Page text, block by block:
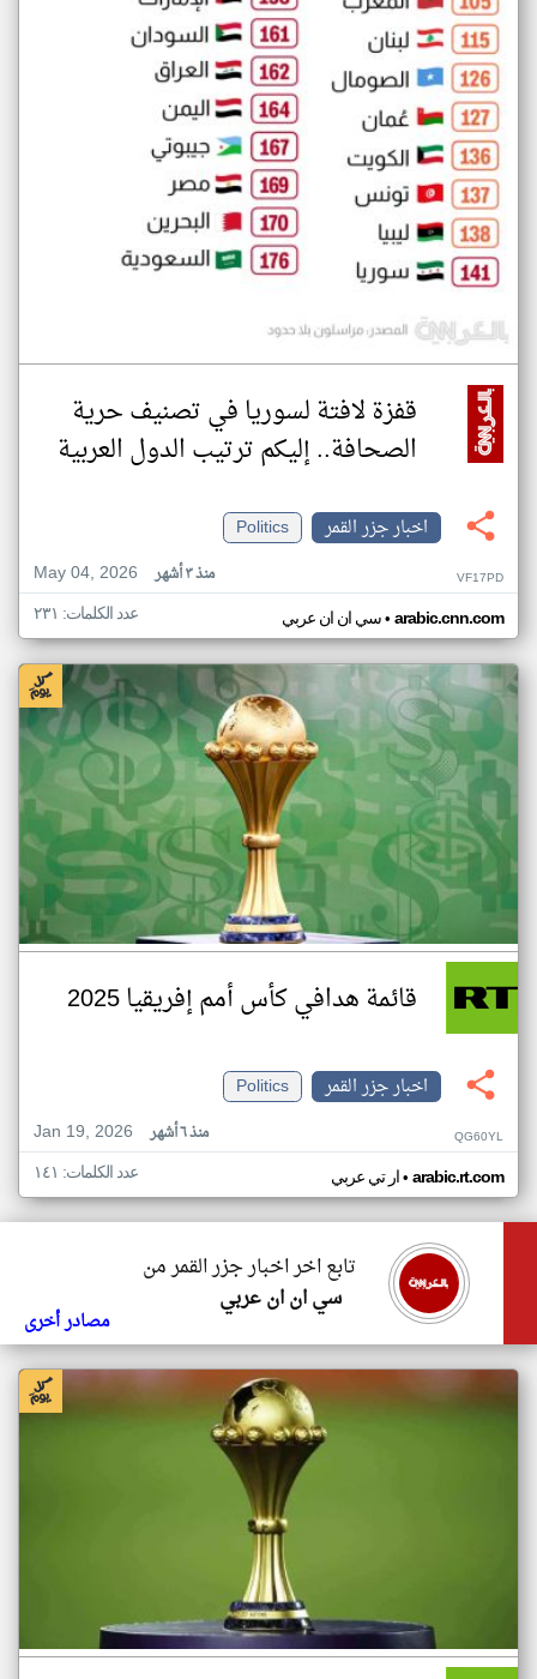
قفزة لافتة لسوريا في تصنيف حرية
الصحافة.. إليكم ترتيب الدول العربية
اخبار جزر القمر
Politics
May 04, 2026
منذ ٣ أشهر VF17PD
سي ان ان عربي• arabic.cnn.com عدد الكلمات: ٢٣١
قائمة هدافي كأس أمم إفريقيا 2025
اخبار جزر القمر
Politics
Jan 19, 2026
منذ ٦ أشهر QG60YL
ار تي عربي• arabic.rt.com عدد الكلمات: ١٤١
تابع اخر اخبار جزر القمر من
سي ان ان عربي
مصادر أخرى